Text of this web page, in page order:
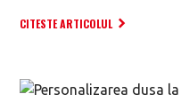
CITESTE ARTICOLUL